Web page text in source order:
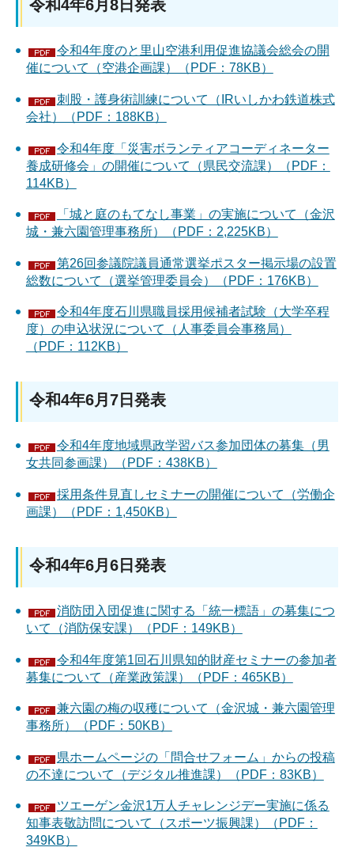
令和4年6月8日発表
令和4年度のと里山空港利用促進協議会総会の開
催について（空港企画課）（PDF：78KB）
刺股・護身術訓練について（IRいしかわ鉄道株式
会社）（PDF：188KB）
令和4年度「災害ボランティアコーディネーター
養成研修会」の開催について（県民交流課）（PDF：
114KB）
「城と庭のもてなし事業」の実施について（金沢
城・兼六園管理事務所）（PDF：2,225KB）
第26回参議院議員通常選挙ポスター掲示場の設置
総数について（選挙管理委員会）（PDF：176KB）
令和4年度石川県職員採用候補者試験（大学卒程
度）の申込状況について（人事委員会事務局）
（PDF：112KB）
令和4年6月7日発表
令和4年度地域県政学習バス参加団体の募集（男
女共同参画課）（PDF：438KB）
採用条件見直しセミナーの開催について（労働企
画課）（PDF：1,450KB）
令和4年6月6日発表
消防団入団促進に関する「統一標語」の募集につ
いて（消防保安課）（PDF：149KB）
令和4年度第1回石川県知的財産セミナーの参加者
募集について（産業政策課）（PDF：465KB）
兼六園の梅の収穫について（金沢城・兼六園管理
事務所）（PDF：50KB）
県ホームページの「問合せフォーム」からの投稿
の不達について（デジタル推進課）（PDF：83KB）
ツエーゲン金沢1万人チャレンジデー実施に係る
知事表敬訪問について（スポーツ振興課）（PDF：
349KB）